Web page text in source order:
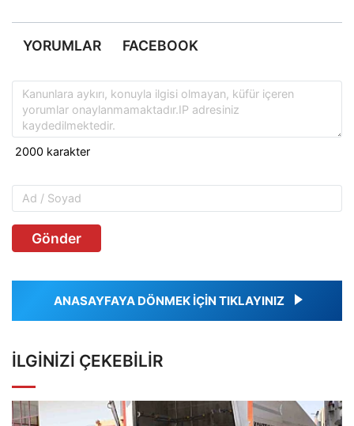
YORUMLAR FACEBOOK
Gönder
ANASAYFAYA DÖNMEK İÇİN TIKLAYINIZ
İLGINIZI ÇEKEBILIR